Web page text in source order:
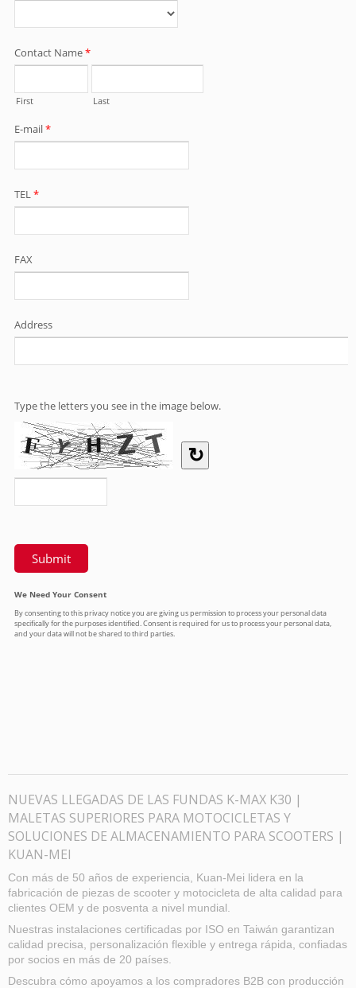
NUEVAS LLEGADAS DE LAS FUNDAS K-MAX K30 |
MALETAS SUPERIORES PARA MOTOCICLETAS Y
SOLUCIONES DE ALMACENAMIENTO PARA SCOOTERS |
KUAN-MEI
Con más de 50 años de experiencia, Kuan-Mei lidera en la
fabricación de piezas de scooter y motocicleta de alta calidad para
clientes OEM y de posventa a nivel mundial.
Nuestras instalaciones certificadas por ISO en Taiwán garantizan
calidad precisa, personalización flexible y entrega rápida, confiadas
por socios en más de 20 países.
Descubra cómo apoyamos a los compradores B2B con producción